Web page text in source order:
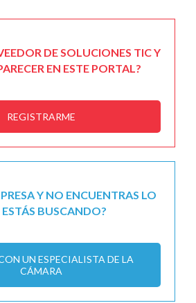
DE SOLUCIONES TIC Y
EN ESTE PORTAL?
REGISTRARME
Y NO ENCUENTRAS LO
BUSCANDO?
UN ESPECIALISTA DE LA
CÁMARA